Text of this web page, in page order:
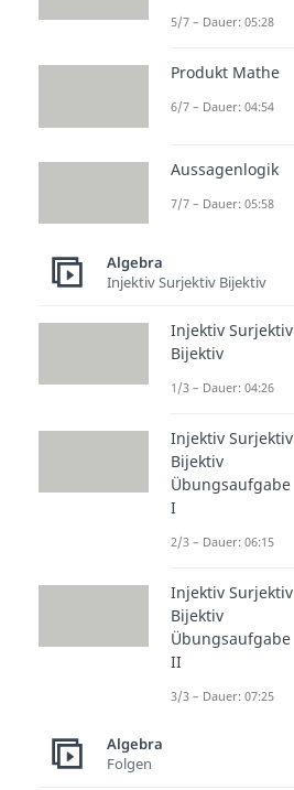
5/7 – Dauer: 05:28
Produkt Mathe
6/7 – Dauer: 04:54
Aussagenlogik
7/7 – Dauer: 05:58
Algebra
Injektiv Surjektiv Bijektiv
Injektiv Surjektiv
Bijektiv
1/3 – Dauer: 04:26
Injektiv Surjektiv
Bijektiv
Übungsaufgabe
I
2/3 – Dauer: 06:15
Injektiv Surjektiv
Bijektiv
Übungsaufgabe
II
3/3 – Dauer: 07:25
Algebra
Folgen